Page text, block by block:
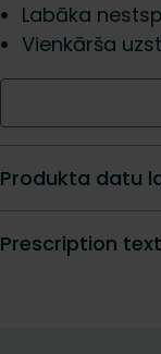
Labāka
Vienkārša
Produkta datu
Prescription text